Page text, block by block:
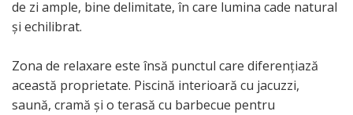
de zi ample, bine delimitate, în care lumina cade natural
și echilibrat.
Zona de relaxare este însă punctul care diferențiază
această proprietate. Piscină interioară cu jacuzzi,
saună, cramă și o terasă cu barbecue pentru